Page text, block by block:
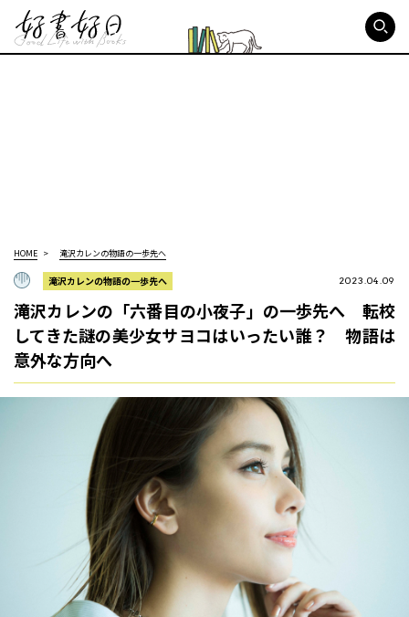
HOME 滝沢カレンの物語の一歩先へ
滝沢カレンの物語の一歩先へ 2023.04.09
滝沢カレンの「六番目の小夜子」の一歩先へ 転校
してきた謎の美少女サヨコはいったい誰？ 物語は
意外な方向へ